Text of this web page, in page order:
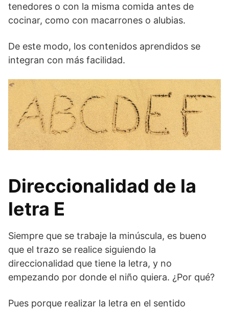
tenedores o con la misma comida antes de
cocinar, como con macarrones o alubias.
De este modo, los contenidos aprendidos se
integran con más facilidad.
Direccionalidad de la
letra E
Siempre que se trabaje la minúscula, es bueno
que el trazo se realice siguiendo la
direccionalidad que tiene la letra, y no
empezando por donde el niño quiera. ¿Por qué?
Pues porque realizar la letra en el sentido